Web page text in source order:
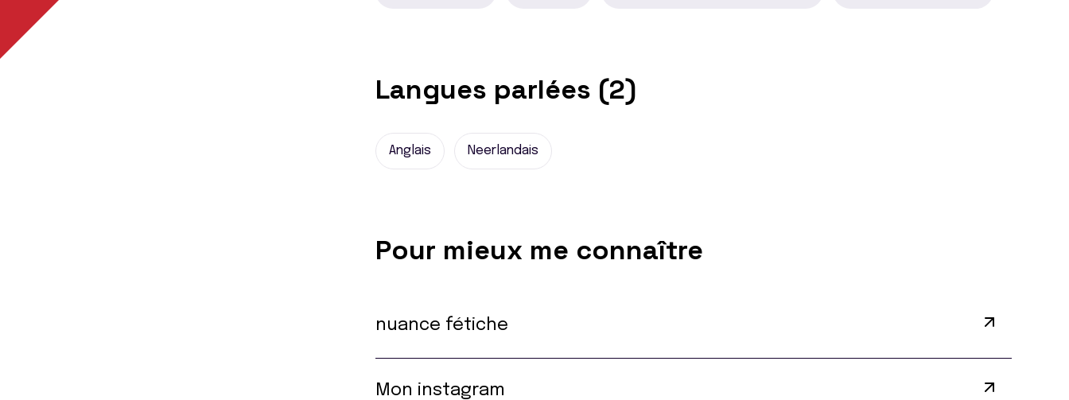
Langues parlées (2)
Anglais Neerlandais
Pour mieux me connaître
nuance fétiche
Mon instagram